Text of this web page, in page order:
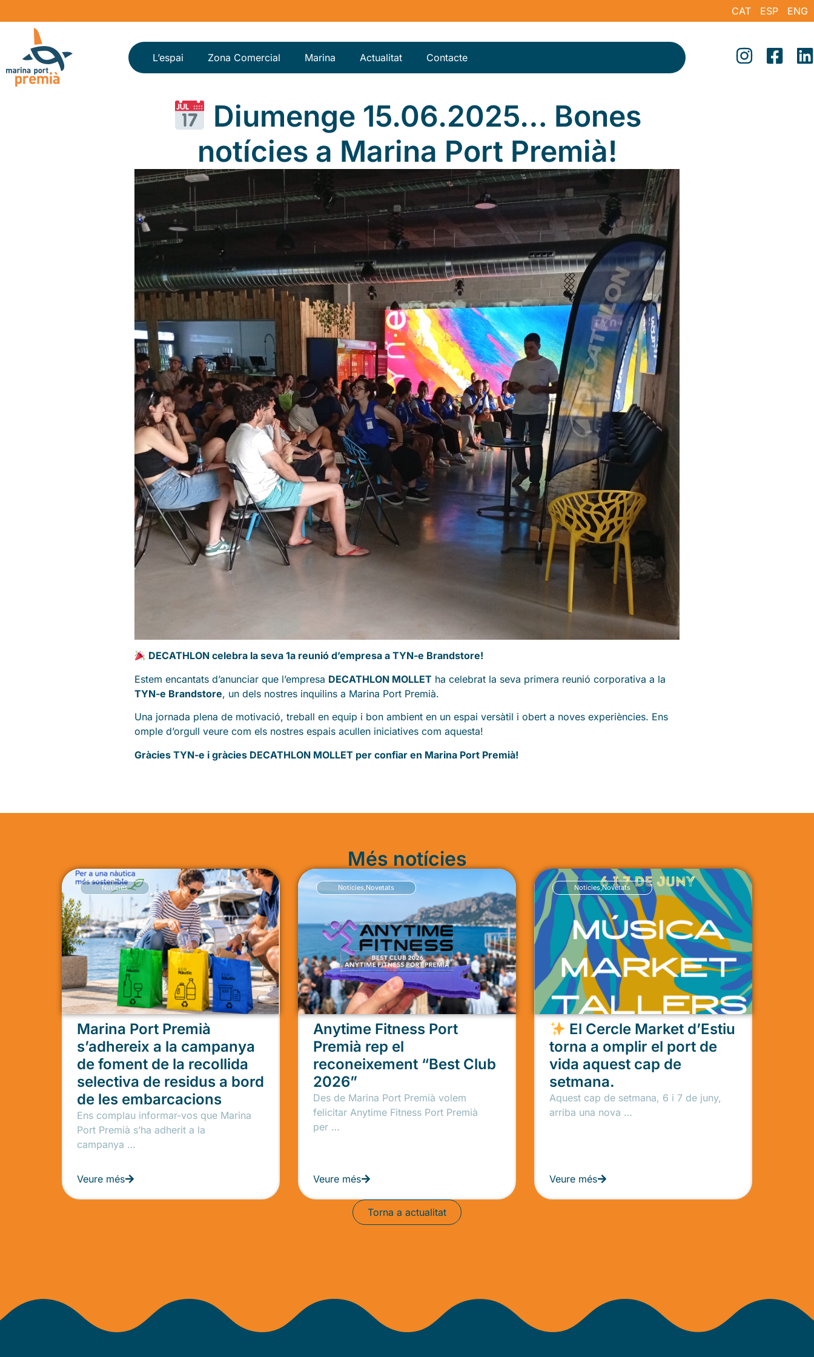
CAT ESP ENG
L’espai Zona Comercial Marina Actualitat Contacte
Diumenge 15.06.2025… Bones
notícies a Marina Port Premià!
DECATHLON celebra la seva 1a reunió d’empresa a TYN-e Brandstore!
Estem encantats d’anunciar que l’empresa DECATHLON MOLLET ha celebrat la seva primera reunió corporativa a la
TYN-e Brandstore, un dels nostres inquilins a Marina Port Premià.
Una jornada plena de motivació, treball en equip i bon ambient en un espai versàtil i obert a noves experiències. Ens
omple d’orgull veure com els nostres espais acullen iniciatives com aquesta!
Gràcies TYN-e i gràcies DECATHLON MOLLET per confiar en Marina Port Premià!
Més notícies
Notícies
Marina Port Premià
s’adhereix a la campanya
de foment de la recollida
selectiva de residus a bord
de les embarcacions
Ens complau informar-vos que Marina
Port Premià s’ha adherit a la
campanya …
Veure més
Notícies,Novetats
Anytime Fitness Port
Premià rep el
reconeixement “Best Club
2026”
Des de Marina Port Premià volem
felicitar Anytime Fitness Port Premià
per …
Veure més
Notícies,Novetats
El Cercle Market d’Estiu
torna a omplir el port de
vida aquest cap de
setmana.
Aquest cap de setmana, 6 i 7 de juny,
arriba una nova …
Veure més
Torna a actualitat